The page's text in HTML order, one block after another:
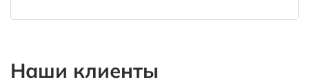
Наши клиенты